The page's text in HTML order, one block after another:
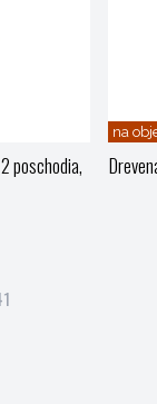
poschodia,
na